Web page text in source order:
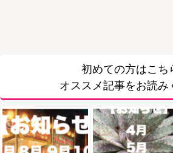
初めての方はこち
オススメ記事をお読み